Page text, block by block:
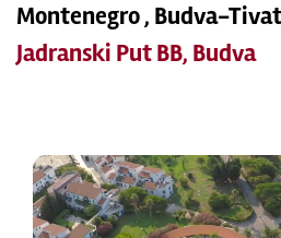
Montenegro , Budva-
Jadranski Put BB, Budva